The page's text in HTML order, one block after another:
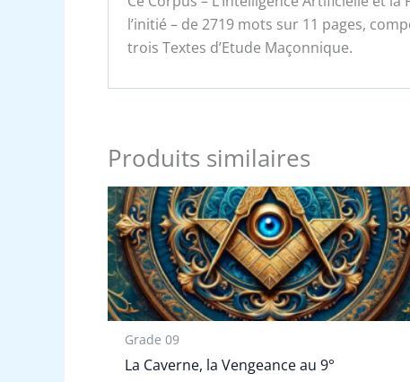
l’initié – de 2719 mots sur 11 pages,
trois Textes d’Etude Maçonnique.
Produits similaires
Grade 09
La Caverne, la Vengeance au 9°